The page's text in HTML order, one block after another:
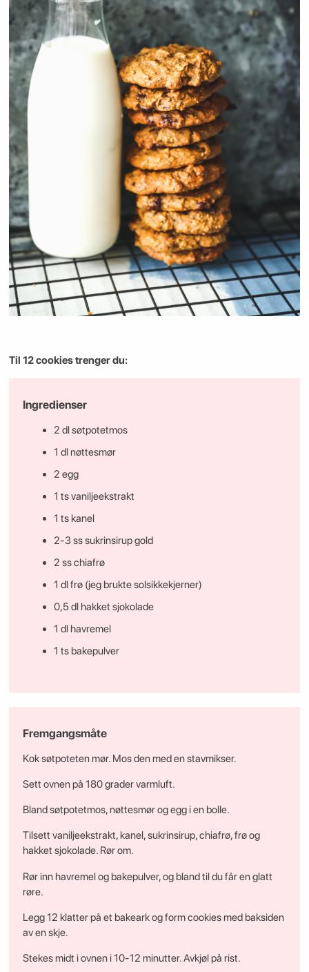
Til 12 cookies trenger du:
Ingredienser
2 dl søtpotetmos
1 dl nøttesmør
2 egg
1 ts vaniljeekstrakt
1 ts kanel
2-3 ss sukrinsirup gold
2 ss chiafrø
1 dl frø (jeg brukte solsikkekjerner)
0,5 dl hakket sjokolade
1 dl havremel
1 ts bakepulver
Fremgangsmåte
Kok søtpoteten mør. Mos den med en stavmikser.
Sett ovnen på 180 grader varmluft.
Bland søtpotetmos, nøttesmør og egg i en bolle.
Tilsett vaniljeekstrakt, kanel, sukrinsirup, chiafrø, frø og
hakket sjokolade. Rør om.
Rør inn havremel og bakepulver, og bland til du får en glatt
røre.
Legg 12 klatter på et bakeark og form cookies med baksiden
av en skje.
Stekes midt i ovnen i 10-12 minutter. Avkjøl på rist.